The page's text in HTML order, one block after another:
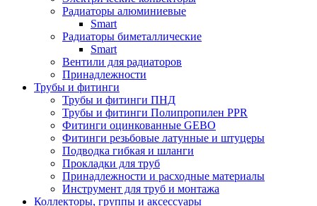
Радиаторы алюминиевые
Smart
Радиаторы биметаллические
Smart
Вентили для радиаторов
Принадлежности
Трубы и фитинги
Трубы и фитинги ПНД
Трубы и фитинги Полипропилен PPR
Фитинги оцинкованные GEBO
Фитинги резьбовые латунные и штуцеры
Подводка гибкая и шланги
Прокладки для труб
Принадлежности и расходные материалы
Инструмент для труб и монтажа
Коллекторы, группы и аксессуары